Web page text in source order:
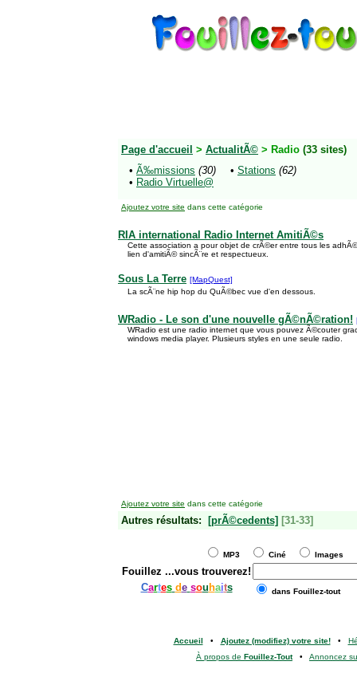
Page d'accueil > ActualitÃ© > Radio (33 sites)
• Ã‰missions (30)
• Radio Virtuelle@
• Stations (62)
Ajoutez votre site dans cette catégorie
RIA international Radio Internet AmitiÃ©s
Cette association a pour objet de crÃ©er entre tous les
lien d'amitiÃ© sincÃ¨re et respectueux.
Sous La Terre [MapQuest]
La scÃ¨ne hip hop du QuÃ©bec vue d'en dessous.
WRadio - Le son d'une nouvelle gÃ©nÃ©ration!
WRadio est une radio internet que vous pouvez Ã©couter
windows media player. Plusieurs styles en une seule radio.
Ajoutez votre site dans cette catégorie
Autres résultats: [prÃ©cedents] [31-33]
MP3 Ciné Images
Fouillez ...vous trouverez!
Cartes de sou haits dans Fouillez-tout
Accueil • Ajoutez (modifiez) votre site!•
À propos de Fouillez-Tout• Annoncez